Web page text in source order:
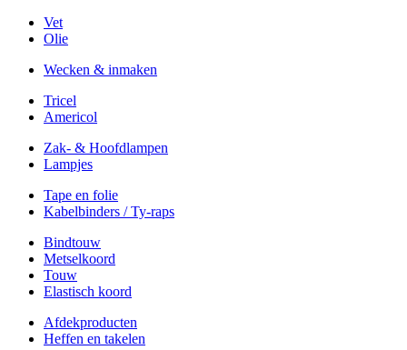
Vet
Olie
Wecken & inmaken
Tricel
Americol
Zak- & Hoofdlampen
Lampjes
Tape en folie
Kabelbinders / Ty-raps
Bindtouw
Metselkoord
Touw
Elastisch koord
Afdekproducten
Heffen en takelen